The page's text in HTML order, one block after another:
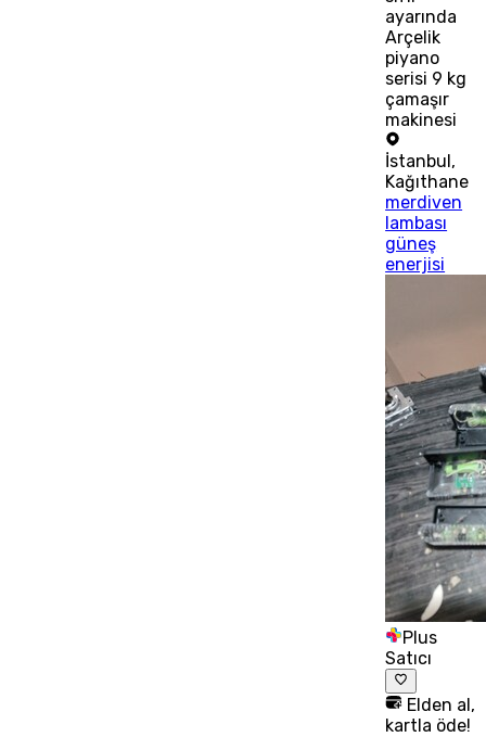
ayarında
Arçelik
piyano
serisi 9 kg
çamaşır
makinesi
İstanbul ,
Kağıthane
merdiven
lambası
güneş
enerjisi
Plus
Satıcı
Elden al,
kartla öde!